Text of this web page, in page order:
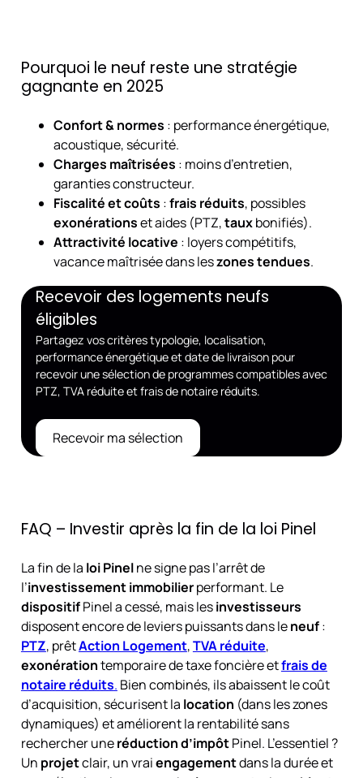
Pourquoi le neuf reste une stratégie
gagnante en 2025
Confort & normes : performance énergétique,
acoustique, sécurité.
Charges maîtrisées : moins d’entretien,
garanties constructeur.
Fiscalité et coûts :frais réduits, possibles
exonérationset aides (PTZ,tauxbonifiés).
Attractivité locative : loyers compétitifs,
vacance maîtrisée dans leszones tendues.
Recevoir des logements neufs
éligibles
Partagez vos critères typologie, localisation,
performance énergétique et date de livraison pour
recevoir une sélection de programmes compatibles avec
PTZ, TVA réduite et frais de notaire réduits.
Recevoir ma sélection
FAQ – Investir après la fin de la loi Pinel
La fin de la loi Pinelne signe pas l’arrêt de
l’investissement immobilierperformant. Le
dispositifPinel a cessé, mais lesinvestisseurs
disposent encore de leviers puissants dans leneuf:
PTZ, prêtAction Logement,TVA réduite,
exonérationtemporaire de taxe foncière etfrais de
notaire réduits. Bien combinés, ils abaissent le coût
d’acquisition, sécurisent la location (dans les zones
dynamiques) et améliorent la rentabilité sans
rechercher uneréduction d’impôtPinel. L’essentiel ?
Un projetclair, un vraiengagementdans la durée et